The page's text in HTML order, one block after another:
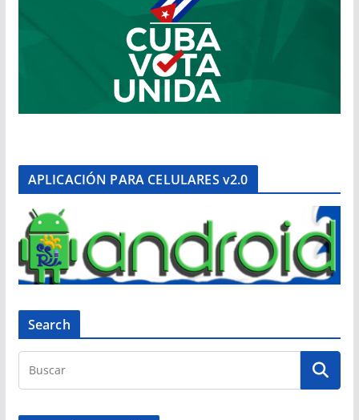
APLICACIÓN PARA CELULARES v2.0
Search